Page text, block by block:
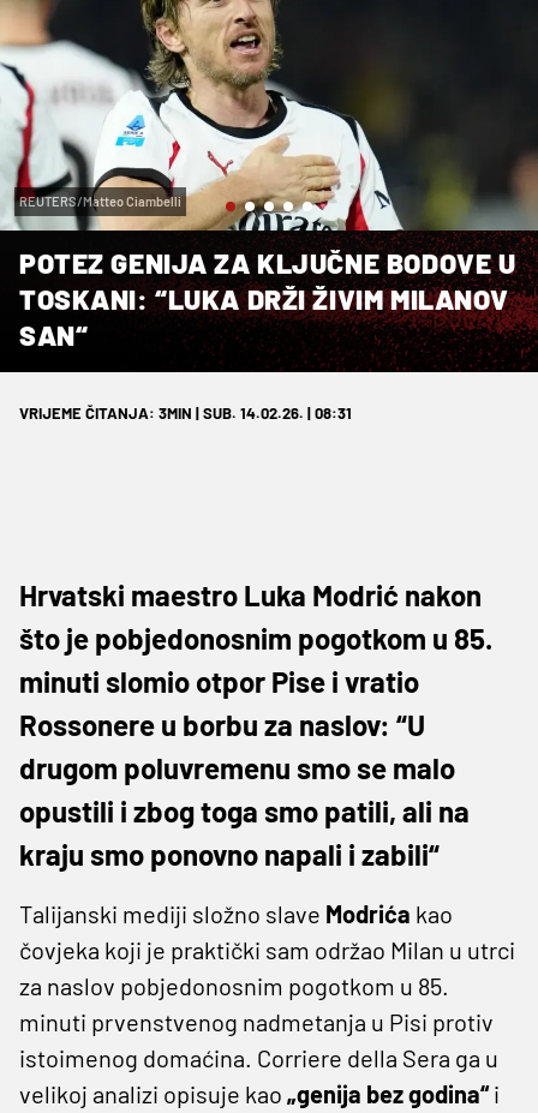
REUTERS/Matteo Ciambelli
POTEZ GENIJA ZA KLJUČNE BODOVE U
TOSKANI: “LUKA DRŽI ŽIVIM MILANOV
SAN“
VRIJEME ČITANJA: 3MIN | SUB. 14.02.26. | 08:31
Hrvatski maestro Luka Modrić nakon
što je pobjedonosnim pogotkom u 85.
minuti slomio otpor Pise i vratio
Rossonere u borbu za naslov: “U
drugom poluvremenu smo se malo
opustili i zbog toga smo patili, ali na
kraju smo ponovno napali i zabili“
Talijanski mediji složno slave Modrića kao
čovjeka koji je praktički sam održao Milan u utrci
za naslov pobjedonosnim pogotkom u 85.
minuti prvenstvenog nadmetanja u Pisi protiv
istoimenog domaćina. Corriere della Sera ga u
velikoj analizi opisuje kao „genija bez godina“i